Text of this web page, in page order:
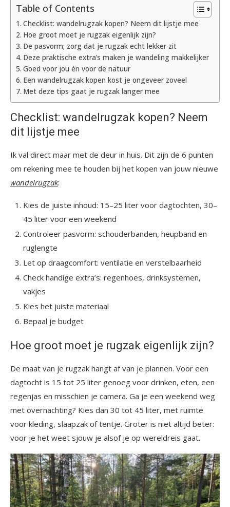
Table of Contents
Checklist: wandelrugzak kopen? Neem dit lijstje mee
Hoe groot moet je rugzak eigenlijk zijn?
De pasvorm; zorg dat je rugzak echt lekker zit
Deze praktische extra’s maken je wandeling makkelijker
Goed voor jou én voor de natuur
Een wandelrugzak kopen kost je ongeveer zoveel
Met deze tips gaat je rugzak langer mee
Checklist: wandelrugzak kopen? Neem
dit lijstje mee
Ik val direct maar met de deur in huis. Dit zijn de 6 punten
om rekening mee te houden bij het kopen van jouw nieuwe
wandelrugzak:
Kies de juiste inhoud: 15–25 liter voor dagtochten, 30–
45 liter voor een weekend
Controleer pasvorm: schouderbanden, heupband en
ruglengte
Let op draagcomfort: ventilatie en verstelbaarheid
Check handige extra’s: regenhoes, drinksystemen,
vakjes
Kies het juiste materiaal
Bepaal je budget
Hoe groot moet je rugzak eigenlijk zijn?
De maat van je rugzak hangt af van je plannen. Voor een
dagtocht is 15 tot 25 liter genoeg voor drinken, eten, een
regenjas en misschien je camera. Ga je een weekend weg
met overnachting? Kies dan 30 tot 45 liter, met ruimte
voor kleding, slaapzak of tentje. Groter is niet altijd beter:
voor je het weet sjouw je alsof je op wereldreis gaat.